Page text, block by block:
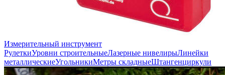
Измерительный инструмент
РулеткиУровни строительныеЛазерные нивелирыЛинейки
металлическиеУгольникиМетры складныеШтангенциркули